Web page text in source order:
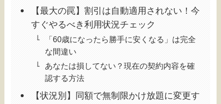
【最大の罠】割引は自動適用されない！今
すぐやるべき利用状況チェック
「60歳になったら勝手に安くなる」は完全
な間違い
あなたは損してない？現在の契約内容を確
認する方法
【状況別】同額で無制限かけ放題に変更す